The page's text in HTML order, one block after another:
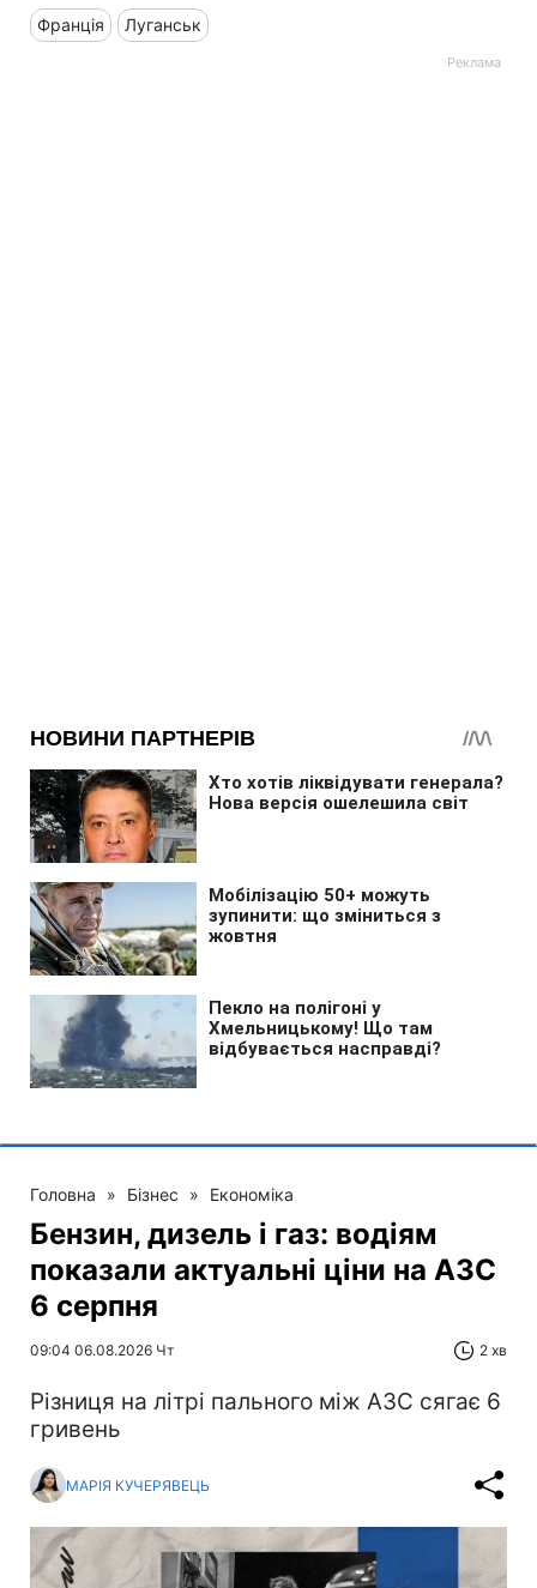
Франція Луганськ
Головна » Бізнес » Економіка
Бензин, дизель і газ: водіям
показали актуальні ціни на АЗС
6 серпня
09:04 06.08.2026 Чт 2 хв
Різниця на літрі пального між АЗС сягає 6
гривень
МАРІЯ КУЧЕРЯВЕЦЬ